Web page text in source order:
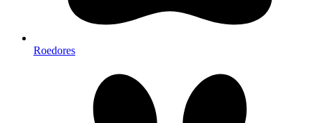
Roedores